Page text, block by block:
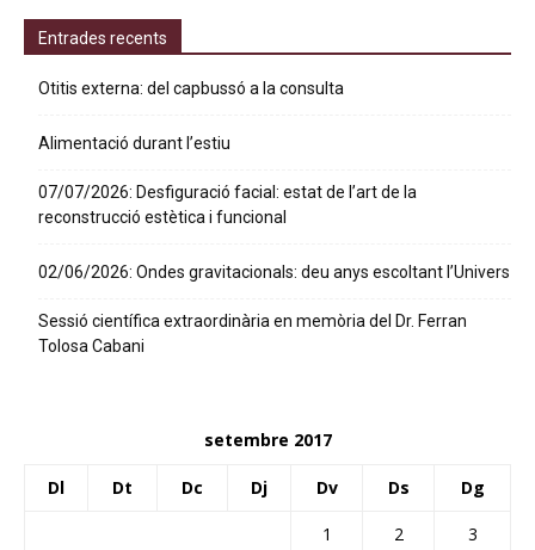
Entrades recents
Otitis externa: del capbussó a la consulta
Alimentació durant l’estiu
07/07/2026: Desfiguració facial: estat de l’art de la
reconstrucció estètica i funcional
02/06/2026: Ondes gravitacionals: deu anys escoltant l’Univers
Sessió científica extraordinària en memòria del Dr. Ferran
Tolosa Cabani
setembre 2017
Dl Dt Dc Dj Dv Ds Dg
1 2
3